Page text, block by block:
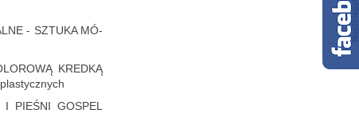
- SZTU­KA MÓ­
KRED­KĄ
PIE­ŚNI GO­SPEL